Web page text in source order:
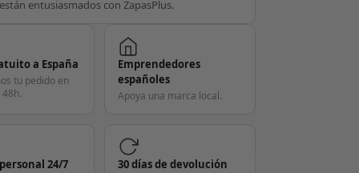
están entusiasmados con ZapasPlus.
a España
tu pedido en
Emprendedores
españoles
Apoya una marca local.
24/7 30 días de devolución